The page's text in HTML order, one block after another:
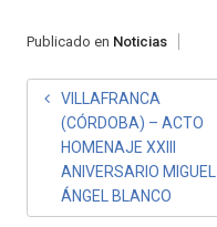
Publicado en Noticias
NAVEGACIÓN
ENTRADAS
VILLAFRANCA
(CÓRDOBA) – ACTO
HOMENAJE XXIII
ANIVERSARIO MIGUEL
ÁNGEL BLANCO